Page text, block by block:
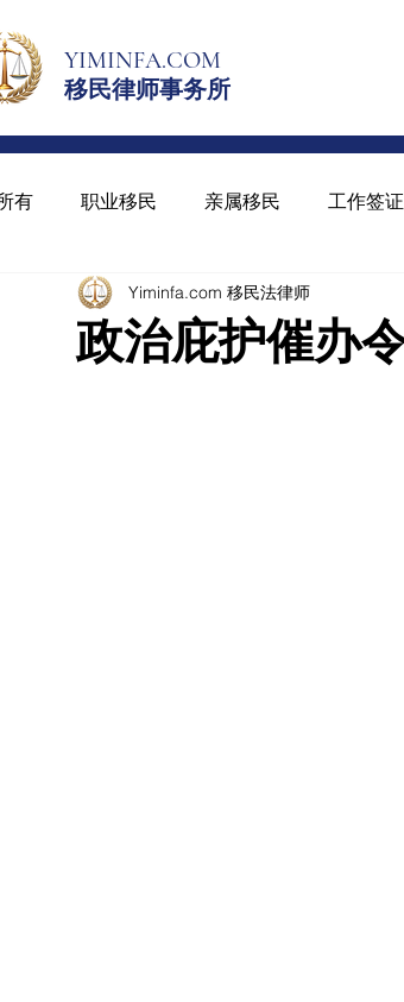
YIMINFA.COM
移民律师事务所
有 职业移民 亲属移民 工作签证
绿卡与入籍 青少年绿卡 保释
政治庇护催办
Yiminfa.com 移民法律师